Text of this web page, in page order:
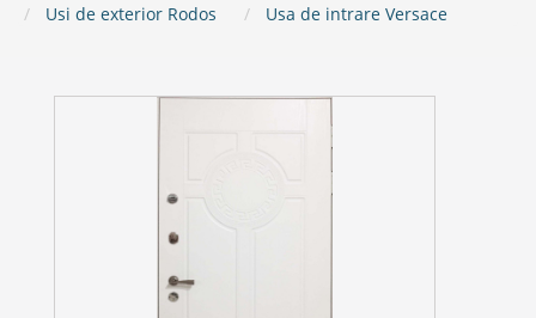
Usi de exterior Rodos
Usa de intrare Versace